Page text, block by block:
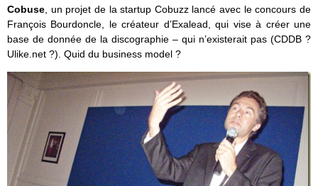
Cobuse , un projet de la startup Cobuzz lancé avec le concours de
François Bourdoncle, le créateur d’Exalead, qui vise à créer une
base de donnée de la discographie – qui n’existerait pas (CDDB ?
Ulike.net ?). Quid du business model ?